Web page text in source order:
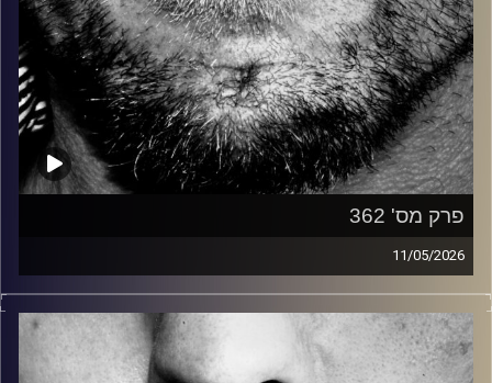
פרק מס' 362
11/05/2026
זיפים, מוזיקה מחוספסת של הופעות חיות. הרבה ג'אם, רוק,
בלוז, bluegrass, ג'אז, Fאנק, פרוגרסיב ואפילו אלקטרוניקה.
כל מה שחי, אמיתי ונושם.
עם שמוליק רגב.